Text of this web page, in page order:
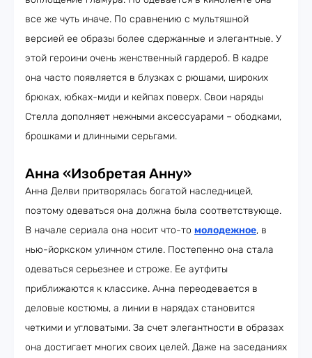
все же чуть иначе. По сравнению с мультяшной
версией ее образы более сдержанные и элегантные. У
этой героини очень женственный гардероб. В кадре
она часто появляется в блузках с рюшами, широких
брюках, юбках-миди и кейпах поверх. Свои наряды
Стелла дополняет нежными аксессуарами – ободками,
брошками и длинными серьгами.
Анна «Изобретая Анну»
Анна Делви притворялась богатой наследницей,
поэтому одеваться она должна была соответствующе.
В начале сериала она носит что-то молодежное, в
нью-йоркском уличном стиле. Постепенно она стала
одеваться серьезнее и строже. Ее аутфиты
приближаются к классике. Анна переодевается в
деловые костюмы, а линии в нарядах становится
четкими и угловатыми. За счет элегантности в образах
она достигает многих своих целей. Даже на заседаниях